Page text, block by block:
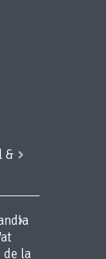
&
de la